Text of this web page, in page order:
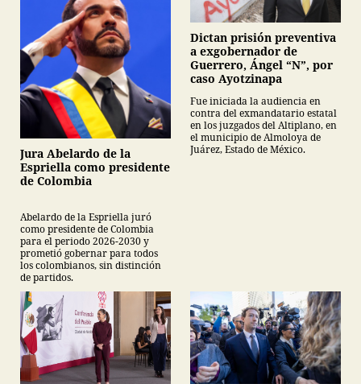
Jura Abelardo de la
Espriella como presidente
de Colombia
Abelardo de la Espriella juró
como presidente de Colombia
para el periodo 2026-2030 y
prometió gobernar para todos
los colombianos, sin distinción
de partidos.
Dictan prisión preventiva
a exgobernador de
Guerrero, Ángel “N”, por
caso Ayotzinapa
Fue iniciada la audiencia en
contra del exmandatario estatal
en los juzgados del Altiplano, en
el municipio de Almoloya de
Juárez, Estado de México.